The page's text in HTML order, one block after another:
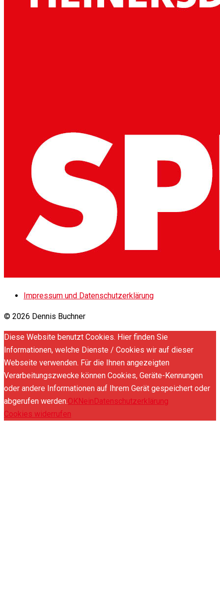
Impressum und Datenschutzerklärung
© 2026 Dennis Buchner
Diese Website benutzt Cookies. Hier finden Sie
Informationen, welche Dienste / Cookies wir auf dieser
Webseite verwenden. Für die Ihnen angezeigten
Verarbeitungszwecke können Cookies, Geräte-Kennungen
oder andere Informationen auf Ihrem Gerät gespeichert oder
abgerufen werden.OKNeinDatenschutzerklärung
Cookies widerrufen